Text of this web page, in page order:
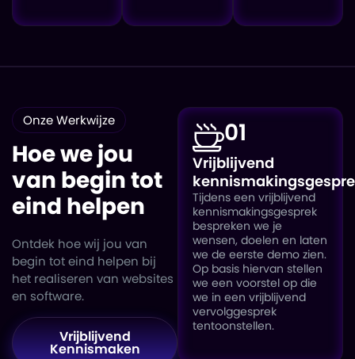
Onze Werkwijze
Hoe we jou
van begin tot
eind helpen
Ontdek hoe wij jou van
begin tot eind helpen bij
het realiseren van websites
en software.
Vrijblijvend
Kennismaken
01
Vrijblijvend
Tijdens een vrijblijvend
kennismakingsgesprek
bespreken we je
wensen, doelen en laten
we de eerste demo zien.
Op basis hiervan stellen
we een voorstel op die
we in een vrijblijvend
vervolggesprek
tentoonstellen.